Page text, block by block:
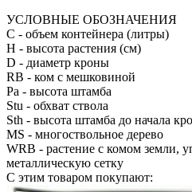
УСЛОВНЫЕ ОБОЗНАЧЕНИЯ
С - объем контейнера (литры)
H - высота растения (см)
D - диаметр кроны
RB - ком с мешковиной
Pa - высота штамба
Stu - обхват ствола
Sth - высота штамба до начала
MS - многоствольное дерево
WRB - растение с комом земли,
металлическую сетку
С этим товаром покупают: